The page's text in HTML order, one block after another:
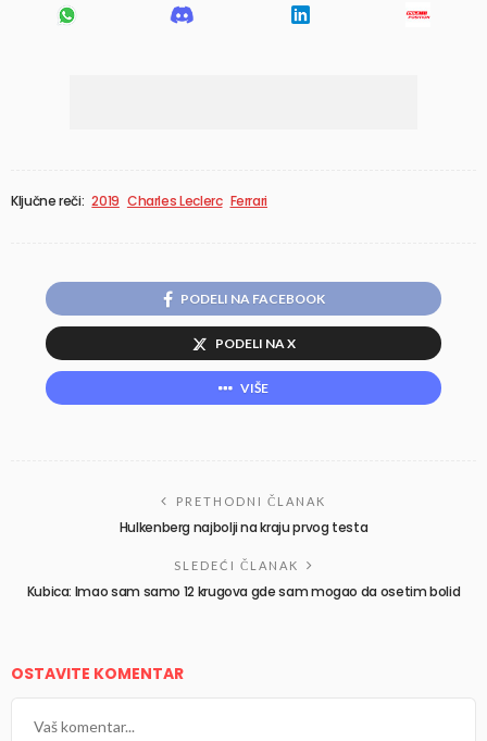
Ključne reči: 2019 Charles Leclerc Ferrari
PODELI NA FACEBOOK
PODELI NA X
VIŠE
PRETHODNI ČLANAK
Hulkenberg najbolji na kraju prvog testa
SLEDEĆI ČLANAK
Kubica: Imao sam samo 12 krugova gde sam mogao da osetim bolid
OSTAVITE KOMENTAR